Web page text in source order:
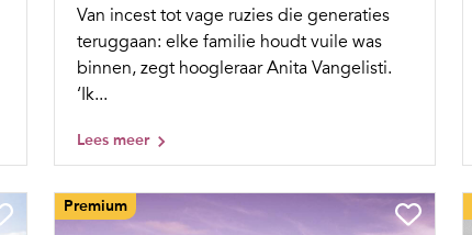
Van incest tot vage ruzies die generaties
teruggaan: elke familie houdt vuile was
binnen, zegt hoogleraar Anita Vangelisti.
‘Ik...
Lees meer
Premium